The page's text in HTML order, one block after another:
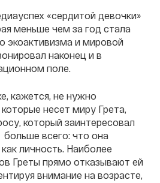
«сердитой девочки»
меньше чем за год стала
экоактивизма и мировой
наконец и в
поле.
кажется, не нужно
несет миру Грета,
который заинтересовал
всего: что она
личность. Наиболее
Греты прямо отказывают ей
внимание на возрасте,